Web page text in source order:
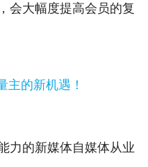
会大幅度提高会员的复
力的新媒体自媒体从业